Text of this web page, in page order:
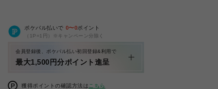
ポケパル払いで 0〜0ポイント
（1P=1円）※キャンペーン分除く
会員登録後、ポケパル払い初回登録&利用で
最大1,500円分ポイント進呈
獲得ポイントの確認方法は こちら